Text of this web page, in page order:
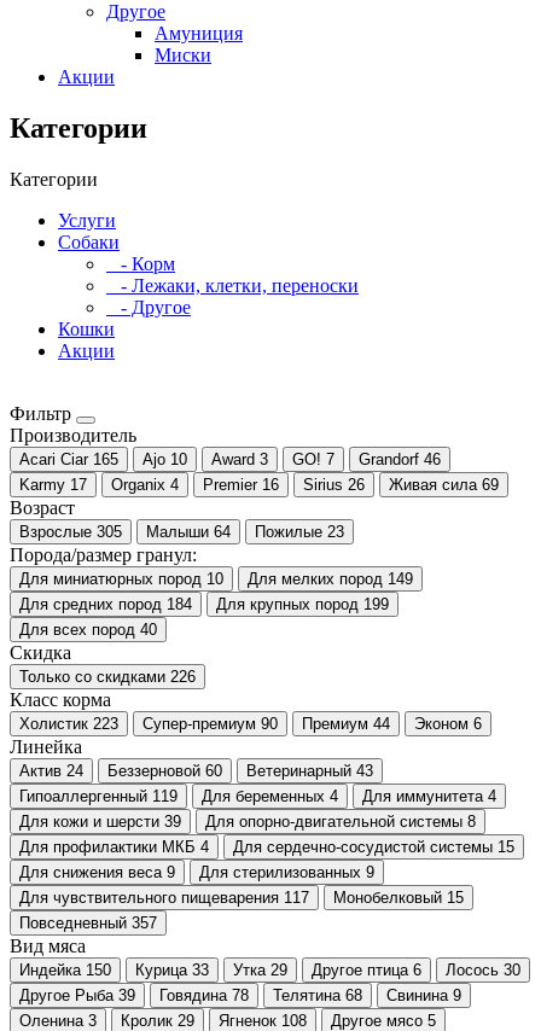
Другое
Амуниция
Миски
Акции
Категории
Категории
Услуги
Собаки
- Корм
- Лежаки, клетки, переноски
- Другое
Кошки
Акции
Фильтр
Производитель
Acari Ciar 165 Ajo 10 Award 3 GO! 7 Grandorf 46
Karmy 17 Organix 4 Premier 16 Sirius 26 Живая сила 69
Возраст
Взрослые 305 Малыши 64 Пожилые 23
Порода/размер гранул:
Для миниатюрных пород 10 Для мелких пород 149
Для средних пород 184 Для крупных пород 199
Для всех пород 40
Скидка
Только со cкидками 226
Класс корма
Холистик 223 Супер-премиум 90 Премиум 44 Эконом 6
Линейка
Актив 24 Беззерновой 60 Ветеринарный 43
Гипоаллергенный 119 Для беременных 4 Для иммунитета 4
Для кожи и шерсти 39 Для опорно-двигательной системы 8
Для профилактики МКБ 4 Для сердечно-сосудистой системы 15
Для снижения веса 9 Для стерилизованных 9
Для чувствительного пищеварения 117 Монобелковый 15
Повседневный 357
Вид мяса
Индейка 150 Курица 33 Утка 29 Другое птица 6 Лосось 30
Другое Рыба 39 Говядина 78 Телятина 68 Свинина 9
Оленина 3 Кролик 29 Ягненок 108 Другое мясо 5